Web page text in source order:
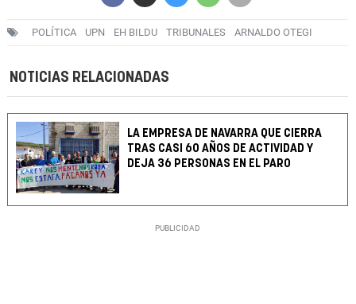
POLÍTICA UPN EH BILDU TRIBUNALES ARNALDO OTEGI
NOTICIAS RELACIONADAS
LA EMPRESA DE NAVARRA QUE CIERRA
TRAS CASI 60 AÑOS DE ACTIVIDAD Y
DEJA 36 PERSONAS EN EL PARO